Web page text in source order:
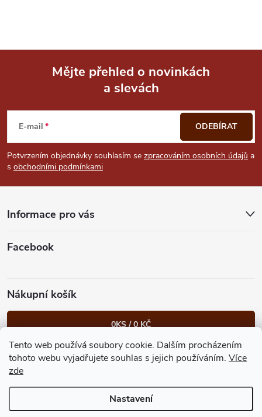
Tento web používá soubory cookie. Dalším procházením
tohoto webu vyjadřujete souhlas s jejich používáním. Více
zde
Nastavení
p
a
Mějte přehled o novinkách
a slevách
E-mail
Potvrzením objednávky souhlasím se zpracováním osobních údajů a
s obchodními podmínkami
ODEBÍRAT
Informace pro vás
Facebook
Nákupní košík
0KS /0 KČ
Heureka.cz Facebook Instagram Bonvolo - přidej se taky
GastroKlub.cz. Všechna práva vyhrazena.
nastavení cookies